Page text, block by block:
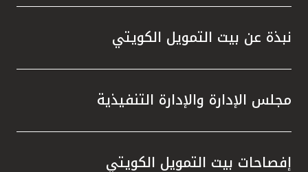
المصرفية،وخدمة KFHonline، وأجهزة الصرف
الآلي والاستفادة من الفرص المميزة التي
توفرها، والتي تمنحهم إمكانية الفوز بجوائز قيّمة
في السحوبات المقبلة ، إلى جانب المزايا
وخدماته المصرفية والتي تلبي تطلعاتهم وتعزز
نبذة عن بيت التمويل الكويتي
مجلس الإدارة والإدارة التنفيذية
إفصاحات بيت التمويل الكويتي